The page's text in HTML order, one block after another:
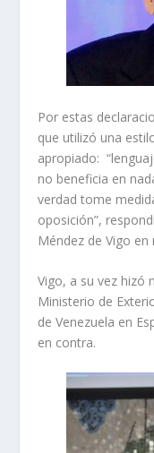
Por estas
que utilizó una
apropiado:
no beneficia en
verdad tome
oposición”,
Méndez de Vigo en
Vigo, a su vez hizó
Ministerio de
de Venezuela en
en contra.